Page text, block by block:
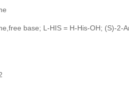
base; L-HIS = H-His-OH; (S)-2-